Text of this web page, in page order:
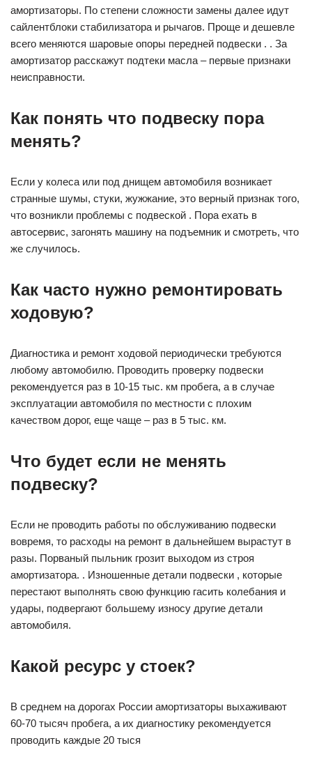
амортизаторы. По степени сложности замены далее идут
сайлентблоки стабилизатора и рычагов. Проще и дешевле
всего меняются шаровые опоры передней подвески . . За
амортизатор расскажут подтеки масла – первые признаки
неисправности.
Как понять что подвеску пора
менять?
Если у колеса или под днищем автомобиля возникает
странные шумы, стуки, жужжание, это верный признак того,
что возникли проблемы с подвеской . Пора ехать в
автосервис, загонять машину на подъемник и смотреть, что
же случилось.
Как часто нужно ремонтировать
ходовую?
Диагностика и ремонт ходовой периодически требуются
любому автомобилю. Проводить проверку подвески
рекомендуется раз в 10-15 тыс. км пробега, а в случае
эксплуатации автомобиля по местности с плохим
качеством дорог, еще чаще – раз в 5 тыс. км.
Что будет если не менять
подвеску?
Если не проводить работы по обслуживанию подвески
вовремя, то расходы на ремонт в дальнейшем вырастут в
разы. Порваный пыльник грозит выходом из строя
амортизатора. . Изношенные детали подвески , которые
перестают выполнять свою функцию гасить колебания и
удары, подвергают большему износу другие детали
автомобиля.
Какой ресурс у стоек?
В среднем на дорогах России амортизаторы выхаживают
60-70 тысяч пробега, а их диагностику рекомендуется
проводить каждые 20 тыся